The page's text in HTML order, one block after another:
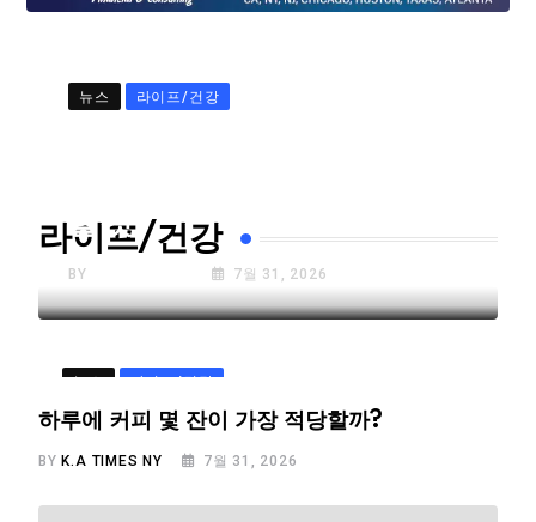
라이프/건강
뉴스 라이프/건강
할 것”
BY 7월 31, 2026
뉴스 라이프/건강
하루에 커피 몇 잔이 가장 적당할까?
BY K.A TIMES NY 7월 31, 2026